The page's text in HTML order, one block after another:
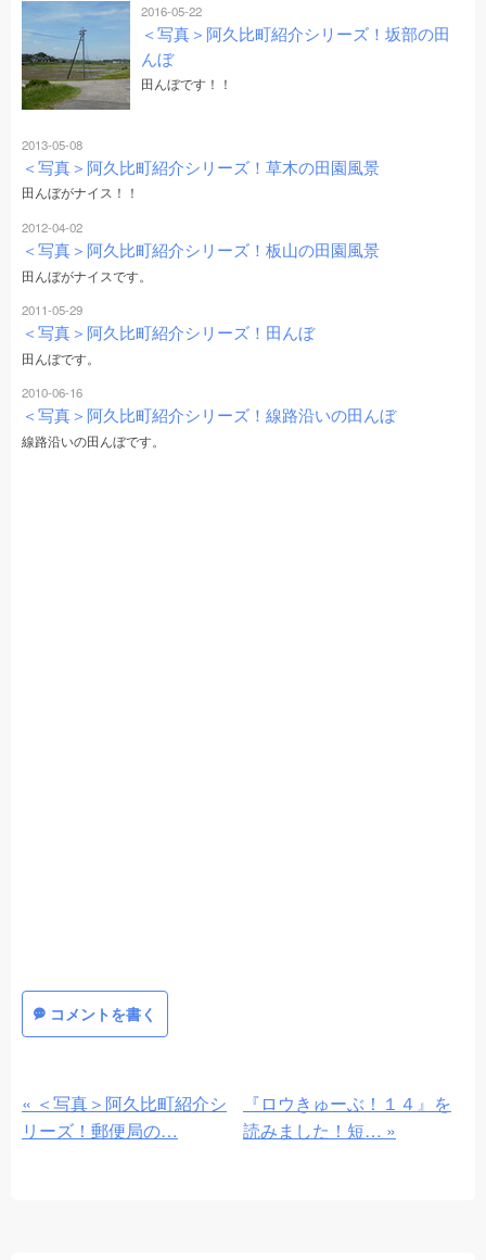
2016-05-22
＜写真＞阿久比町紹介シリーズ！坂部の田
んぼ
田んぼです！！
2013-05-08
＜写真＞阿久比町紹介シリーズ！草木の田園風景
田んぼがナイス！！
2012-04-02
＜写真＞阿久比町紹介シリーズ！板山の田園風景
田んぼがナイスです。
2011-05-29
＜写真＞阿久比町紹介シリーズ！田んぼ
田んぼです。
2010-06-16
＜写真＞阿久比町紹介シリーズ！線路沿いの田んぼ
線路沿いの田んぼです。
コメントを書く
« ＜写真＞阿久比町紹介シ
リーズ！郵便局の…
『ロウきゅーぶ！１４』を
読みました！短… »